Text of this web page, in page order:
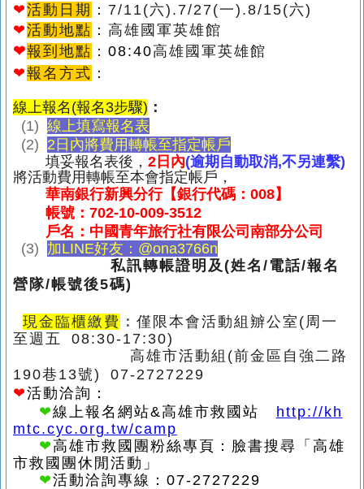
❤活動日期 ：7/11(六).7/27(一) .8/15(六)
❤活動地點 ：高雄國軍英雄館
❤報到地點 ： 08:40高雄國軍英雄館
❤報名方式 ：
線上報名(報名3步驟) ：
(1) 線上填寫報名表
(2) 2日內將費用轉帳至指定帳戶
填妥報名表後， 2日內(逾期自動取消,不另連繫)
將活動費用轉帳至本會指定帳戶，
華南銀行新興分行【銀行代碼：008】
帳號：702-10-009-3512
戶名：中國青年旅行社有限公司南部分公司
(3) 加LINE好友：@ona3766n
私訊轉帳證明及(姓名/電話/報名
營隊/帳號後5碼)
現金臨櫃繳費 ： 僅限本會活動組辧公室(周一
至週五 08:30-17:30)
高雄市活動組(前金區自強二路
190巷13號) 07-2727229
❤活動洽詢：
❤線上報名網站&高雄市救國站 http://kh
mtc.cyc.org.tw/camp
❤高雄市救國團粉絲專頁：臉書搜尋「高雄
市救國團休閒活動」
❤活動洽詢專線：07-2727229